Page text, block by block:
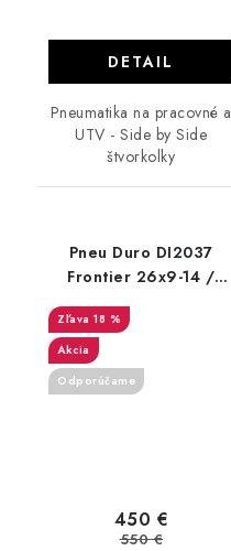
DETAIL
Pneumatika na pracovné a
UTV - Side by Side
štvorkolky
Pneu Duro DI2037
Frontier 26x9-14 /
18 %
Akcia
Odporúčame
450 €
550 €